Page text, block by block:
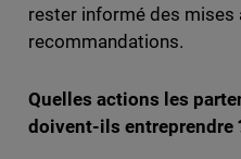
rester informé des mises
recommandations.
Quelles actions les
doivent-ils entreprendre